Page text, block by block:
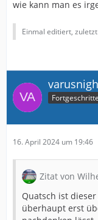
wie kann man es
Einmal editiert,
16. April 2024 um 19:46
Zitat von
Quatsch ist
überhaupt erst